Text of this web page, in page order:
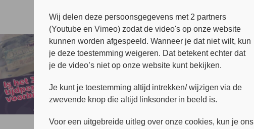
Wij delen deze persoonsgegevens met 2 partners
(Youtube en Vimeo) zodat de video's op onze website
kunnen worden afgespeeld. Wanneer je dat niet wilt, kun
je deze toestemming weigeren. Dat betekent echter dat
je de video’s niet op onze website kunt bekijken.
Je kunt je toestemming altijd intrekken/ wijzigen via de
zwevende knop die altijd linksonder in beeld is.
Voor een uitgebreide uitleg over onze cookies, kun je ons